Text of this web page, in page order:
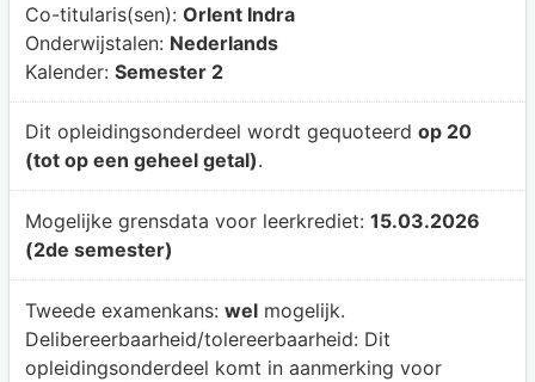
Co-titularis(sen): Orlent Indra
Onderwijstalen: Nederlands
Kalender: Semester 2
Dit opleidingsonderdeel wordt gequoteerd op 20
(tot op een geheel getal).
Mogelijke grensdata voor leerkrediet: 15.03.2026
(2de semester)
Tweede examenkans: welmogelijk.
Delibereerbaarheid/tolereerbaarheid: Dit
opleidingsonderdeel komt in aanmerking voor